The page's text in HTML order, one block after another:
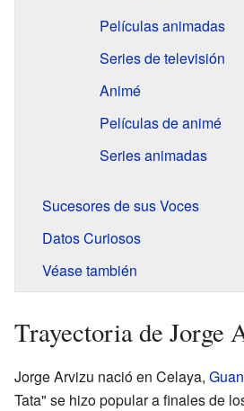
Películas animadas
Series de televisión
Animé
Películas de animé
Series animadas
Sucesores de sus Voces
Datos Curiosos
Véase también
Trayectoria de Jorge
Jorge Arvizu nació en Celaya,
Tata" se hizo popular a finales de